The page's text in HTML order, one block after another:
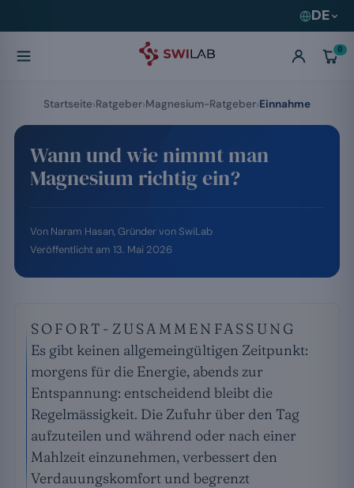
DE
0
Wann und wie nimmt man
Magnesium richtig ein?
Von Naram Hasan, Gründer von SwiLab
Veröffentlicht am 13. Mai 2026
SOFORT-ZUSAMMENFASSUNG
Es gibt keinen allgemeingültigen Zeitpunkt:
morgens für die Energie, abends zur
Entspannung: entscheidend bleibt die
Regelmässigkeit. Die Zufuhr über den Tag
aufzuteilen und während oder nach einer
Mahlzeit einzunehmen, verbessert den
Verdauungskomfort und begrenzt
Startseite Ratgeber Magnesium-Ratgeber Einnahme